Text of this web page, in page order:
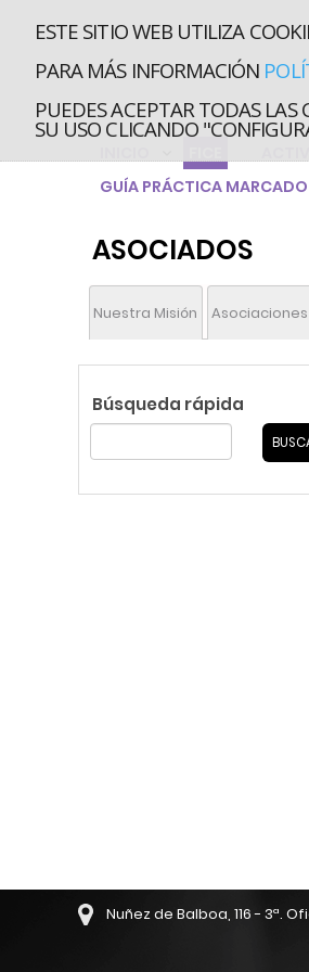
ESTE SITIO WEB UTILIZA
PARA MÁS INFORMACIÓN
PUEDES ACEPTAR TODAS LAS
SU USO CLICANDO
GUÍA PRÁCTICA
ASOCIADOS
Nuestra Misión Asociaciones
Búsqueda rápida
Nuñez de Balboa, 116 - 3ª.